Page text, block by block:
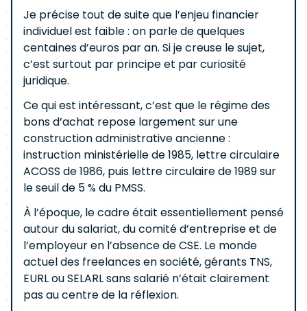
Je précise tout de suite que l’enjeu financier
individuel est faible : on parle de quelques
centaines d’euros par an. Si je creuse le sujet,
c’est surtout par principe et par curiosité
juridique.
Ce qui est intéressant, c’est que le régime des
bons d’achat repose largement sur une
construction administrative ancienne :
instruction ministérielle de 1985, lettre circulaire
ACOSS de 1986, puis lettre circulaire de 1989 sur
le seuil de 5 % du PMSS.
À l’époque, le cadre était essentiellement pensé
autour du salariat, du comité d’entreprise et de
l’employeur en l’absence de CSE. Le monde
actuel des freelances en société, gérants TNS,
EURL ou SELARL sans salarié n’était clairement
pas au centre de la réflexion.